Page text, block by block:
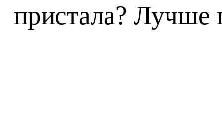
пристала? Лучше